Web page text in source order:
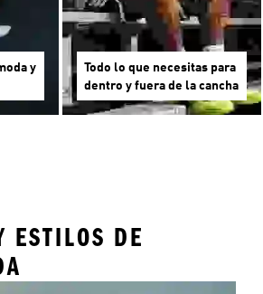
y
Todo lo que necesitas para
dentro y fuera de la cancha
ESTILOS DE